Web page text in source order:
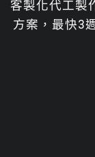
客製化代工製
方案，最快3